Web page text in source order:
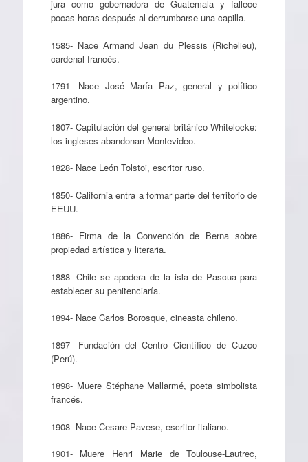
jura como gobernadora de Guatemala y fallece
pocas horas después al derrumbarse una capilla.
1585- Nace Armand Jean du Plessis (Richelieu),
cardenal francés.
1791- Nace José María Paz, general y político
argentino.
1807- Capitulación del general británico Whitelocke:
los ingleses abandonan Montevideo.
1828- Nace León Tolstoi, escritor ruso.
1850- California entra a formar parte del territorio de
EEUU.
1886- Firma de la Convención de Berna sobre
propiedad artística y literaria.
1888- Chile se apodera de la isla de Pascua para
establecer su penitenciaría.
1894- Nace Carlos Borosque, cineasta chileno.
1897- Fundación del Centro Científico de Cuzco
(Perú).
1898- Muere Stéphane Mallarmé, poeta simbolista
francés.
1908- Nace Cesare Pavese, escritor italiano.
1901- Muere Henri Marie de Toulouse-Lautrec,